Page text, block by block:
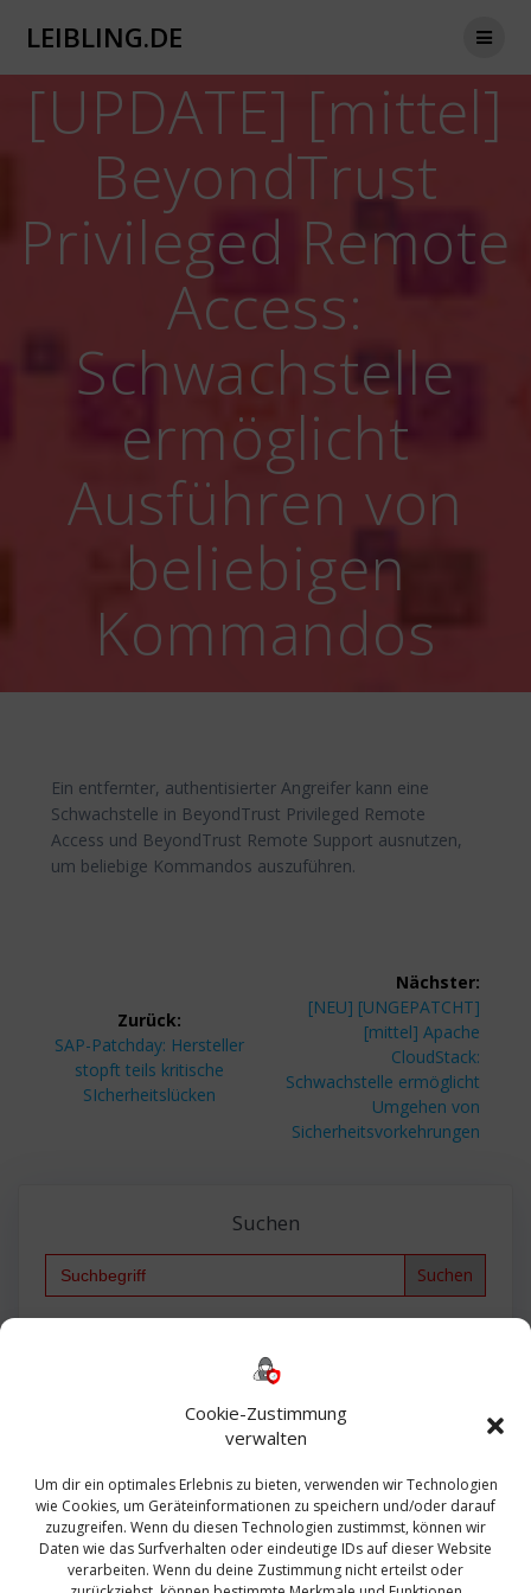
Cookie-Zustimmung
verwalten
Um dir ein optimales Erlebnis zu bieten, verwenden wir Technologien
wie Cookies, um Geräteinformationen zu speichern und/oder darauf
zuzugreifen. Wenn du diesen Technologien zustimmst, können wir
Daten wie das Surfverhalten oder eindeutige IDs auf dieser Website
verarbeiten. Wenn du deine Zustimmung nicht erteilst oder
LEIBLING.DE
[UPDATE] [mittel]
BeyondTrust
Privileged Remote
Access:
Schwachstelle
ermöglicht
Ausführen von
beliebigen
Kommandos
Ein entfernter, authentisierter Angreifer kann eine
Schwachstelle in BeyondTrust Privileged Remote
Access und BeyondTrust Remote Support ausnutzen,
um beliebige Kommandos auszuführen.
Zurück:
Vorheriger
Beitrag:
SAP-Patchday: Hersteller
stopft teils kritische
SIcherheitslücken
Nächster:
Nächster
Beitrag:
[NEU] [UNGEPATCHT]
[mittel] Apache
CloudStack:
Schwachstelle ermöglicht
Umgehen von
Sicherheitsvorkehrungen
Suchen
Search
Bautagebuch
Exchange firewall Fritzbox
Microsoft
Sanierung SBS Security Server Sicherheit
Sicherung SIEM Sophos SSL Ubuntu
Update Upgrade UTM VCenter VCSA Veeam
VMWare VPN WAZUH Windows